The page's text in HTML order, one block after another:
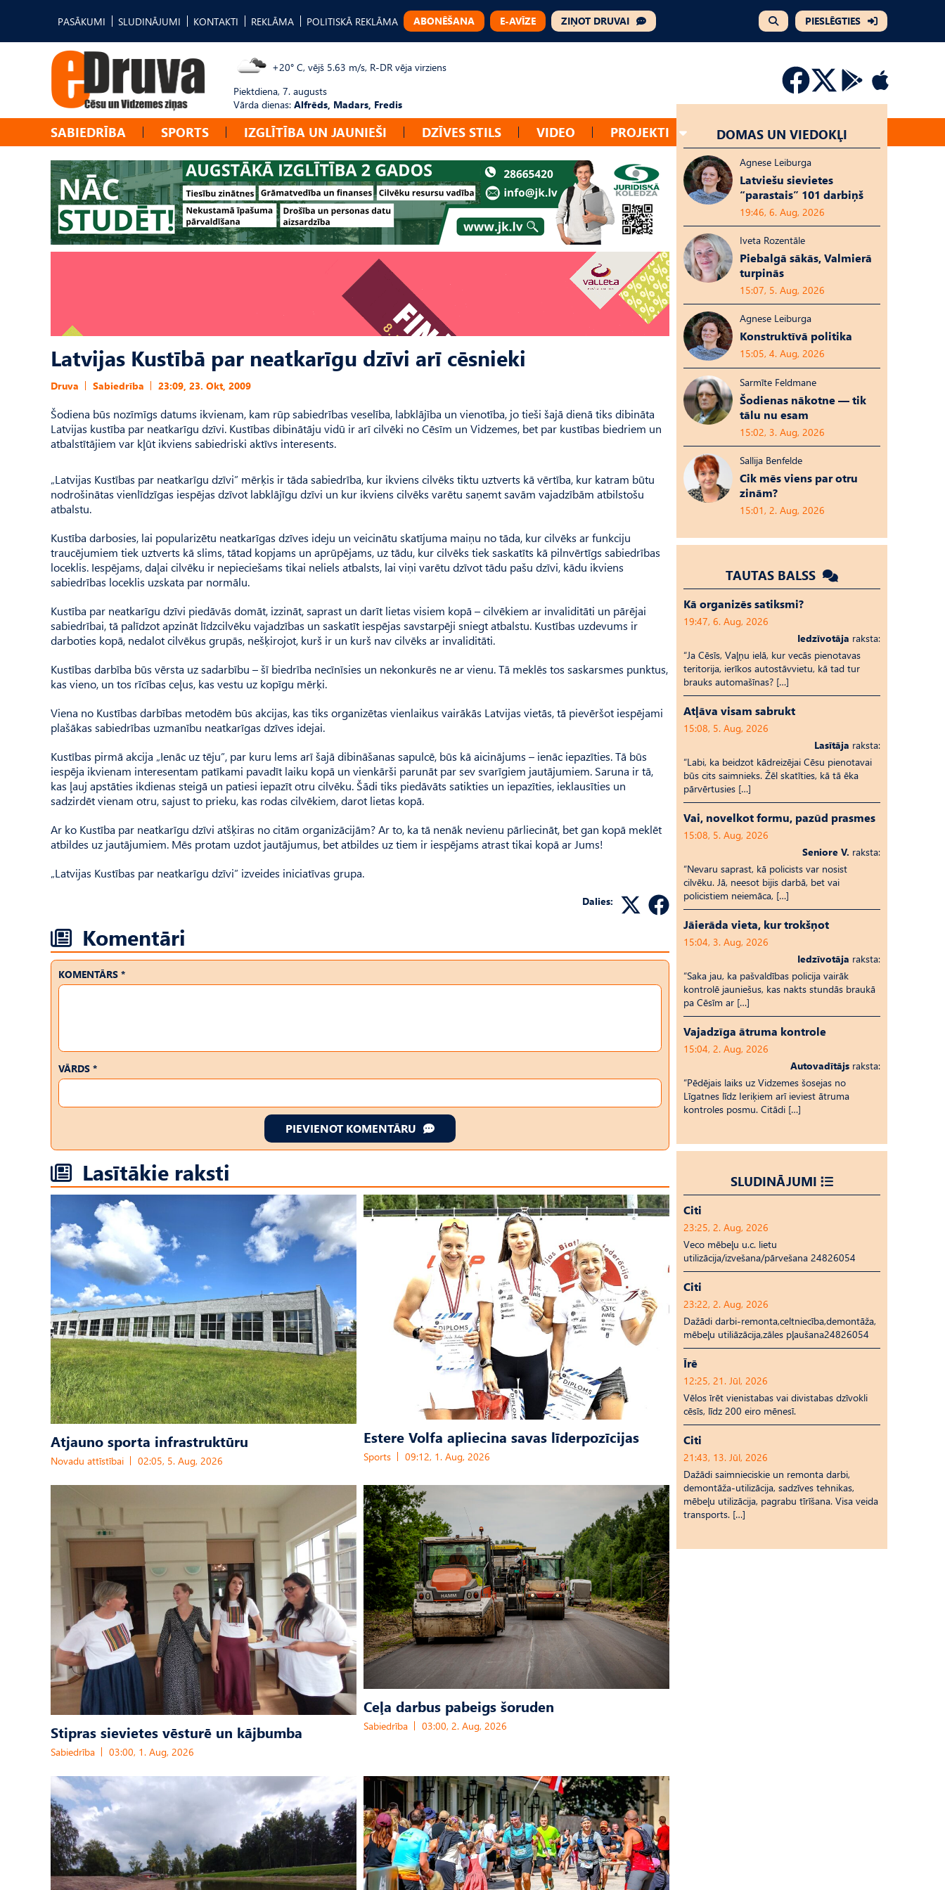
PASĀKUMI SLUDINĀJUMI KONTAKTI REKLĀMA POLITISKĀ REKLĀMA ABONĒŠANA E-AVĪZE ZIŅOT DRUVAI PIESLĒGTIES
+20° C, vējš 5.63 m/s, R-DR vēja virziens
Piektdiena, 7. augusts
Vārda dienas: Alfrēds, Madars, Fredis
SABIEDRĪBA SPORTS IZGLĪTĪBA UN JAUNIEŠI DZĪVES STILS VIDEO PROJEKTI
Latvijas Kustībā par neatkarīgu dzīvi arī cēsnieki
Druva Sabiedrība 23:09, 23. Okt, 2009
Šodiena būs nozīmīgs datums ikvienam, kam rūp sabiedrības veselība, labklājība un vienotība, jo tieši šajā dienā tiks dibināta
Latvijas kustība par neatkarīgu dzīvi. Kustības dibinātāju vidū ir arī cilvēki no Cēsīm un Vidzemes, bet par kustības biedriem un
atbalstītājiem var kļūt ikviens sabiedriski aktīvs interesents.
„Latvijas Kustības par neatkarīgu dzīvi” mērķis ir tāda sabiedrība, kur ikviens cilvēks tiktu uztverts kā vērtība, kur katram būtu
nodrošinātas vienlīdzīgas iespējas dzīvot labklājīgu dzīvi un kur ikviens cilvēks varētu saņemt savām vajadzībām atbilstošu
atbalstu.
Kustība darbosies, lai popularizētu neatkarīgas dzīves ideju un veicinātu skatījuma maiņu no tāda, kur cilvēks ar funkciju
traucējumiem tiek uztverts kā slims, tātad kopjams un aprūpējams, uz tādu, kur cilvēks tiek saskatīts kā pilnvērtīgs sabiedrības
loceklis. Iespējams, daļai cilvēku ir nepieciešams tikai neliels atbalsts, lai viņi varētu dzīvot tādu pašu dzīvi, kādu ikviens
sabiedrības loceklis uzskata par normālu.
Kustība par neatkarīgu dzīvi piedāvās domāt, izzināt, saprast un darīt lietas visiem kopā – cilvēkiem ar invaliditāti un pārējai
sabiedrībai, tā palīdzot apzināt līdzcilvēku vajadzības un saskatīt iespējas savstarpēji sniegt atbalstu. Kustības uzdevums ir
darboties kopā, nedalot cilvēkus grupās, nešķirojot, kurš ir un kurš nav cilvēks ar invaliditāti.
Kustības darbība būs vērsta uz sadarbību – šī biedrība necīnīsies un nekonkurēs ne ar vienu. Tā meklēs tos saskarsmes punktus,
kas vieno, un tos rīcības ceļus, kas vestu uz kopīgu mērķi.
Viena no Kustības darbības metodēm būs akcijas, kas tiks organizētas vienlaikus vairākās Latvijas vietās, tā pievēršot iespējami
plašākas sabiedrības uzmanību neatkarīgas dzīves idejai.
Kustības pirmā akcija „Ienāc uz tēju”, par kuru lems arī šajā dibināšanas sapulcē, būs kā aicinājums – ienāc iepazīties. Tā būs
iespēja ikvienam interesentam patīkami pavadīt laiku kopā un vienkārši parunāt par sev svarīgiem jautājumiem. Saruna ir tā,
kas ļauj apstāties ikdienas steigā un patiesi iepazīt otru cilvēku. Šādi tiks piedāvāts satikties un iepazīties, ieklausīties un
sadzirdēt vienam otru, sajust to prieku, kas rodas cilvēkiem, darot lietas kopā.
Ar ko Kustība par neatkarīgu dzīvi atšķiras no citām organizācijām? Ar to, ka tā nenāk nevienu pārliecināt, bet gan kopā meklēt
atbildes uz jautājumiem. Mēs protam uzdot jautājumus, bet atbildes uz tiem ir iespējams atrast tikai kopā ar Jums!
„Latvijas Kustības par neatkarīgu dzīvi” izveides iniciatīvas grupa.
Dalies:
Komentāri
KOMENTĀRS *
VĀRDS *
PIEVIENOT KOMENTĀRU
Lasītākie raksti
Atjauno sporta infrastruktūru
Novadu attīstībai 02:05, 5. Aug, 2026
Estere Volfa apliecina savas līderpozīcijas
Sports 09:12, 1. Aug, 2026
Stipras sievietes vēsturē un kājbumba
Sabiedrība 03:00, 1. Aug, 2026
Ceļa darbus pabeigs šoruden
Sabiedrība 03:00, 2. Aug, 2026
DOMAS UN VIEDOKĻI
Agnese Leiburga
Latviešu sievietes
“parastais” 101 darbiņš
19:46, 6. Aug, 2026
Iveta Rozentāle
Piebalgā sākās, Valmierā
turpinās
15:07, 5. Aug, 2026
Agnese Leiburga
Konstruktīvā politika
15:05, 4. Aug, 2026
Sarmīte Feldmane
Šodienas nākotne — tik
tālu nu esam
15:02, 3. Aug, 2026
Sallija Benfelde
Cik mēs viens par otru
zinām?
15:01, 2. Aug, 2026
TAUTAS BALSS
Kā organizēs satiksmi?
19:47, 6. Aug, 2026
Iedzīvotāja raksta:
“Ja Cēsīs, Vaļņu ielā, kur vecās pienotavas
teritorija, ierīkos autostāvvietu, kā tad tur
brauks automašīnas? […]
Atļāva visam sabrukt
15:08, 5. Aug, 2026
Lasītāja raksta:
“Labi, ka beidzot kādreizējai Cēsu pienotavai
būs cits saimnieks. Žēl skatīties, kā tā ēka
pārvērtusies […]
Vai, novelkot formu, pazūd prasmes
15:08, 5. Aug, 2026
Seniore V. raksta:
“Nevaru saprast, kā policists var nosist
cilvēku. Jā, neesot bijis darbā, bet vai
policistiem neiemāca, […]
Jāierāda vieta, kur trokšņot
15:04, 3. Aug, 2026
Iedzīvotāja raksta:
“Saka jau, ka pašvaldības policija vairāk
kontrolē jauniešus, kas nakts stundās braukā
pa Cēsīm ar […]
Vajadzīga ātruma kontrole
15:04, 2. Aug, 2026
Autovadītājs raksta:
“Pēdējais laiks uz Vid­ze­mes šosejas no
Līgatnes līdz Ieriķiem arī ieviest ātruma
kontroles posmu. Citādi […]
SLUDINĀJUMI
Citi
23:25, 2. Aug, 2026
Veco mēbeļu u.c. lietu
utilizācija/izvešana/pārvešana 24826054
Citi
23:22, 2. Aug, 2026
Dažādi darbi-remonta,celtniecība,demontāža,
mēbeļu utiliāzācija,zāles pļaušana24826054
Īrē
12:25, 21. Jūl, 2026
Vēlos īrēt vienistabas vai divistabas dzīvokli
cēsīs, līdz 200 eiro mēnesī.
Citi
21:43, 13. Jūl, 2026
Dažādi saimnieciskie un remonta darbi,
demontāža-utilizācija, sadzīves tehnikas,
mēbeļu utilizācija, pagrabu tīrīšana. Visa veida
transports. […]